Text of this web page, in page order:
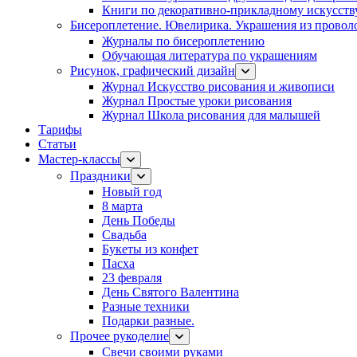
Книги по декоративно-прикладному
Бисероплетение. Ювелирика. Украшения из
Журналы по бисероплетению
Обучающая литература по украшениям
Рисунок, графический дизайн
Журнал Искусство рисования и живописи
Журнал Простые уроки рисования
Журнал Школа рисования для малышей
Тарифы
Статьи
Мастер-классы
Праздники
Новый год
8 марта
День Победы
Свадьба
Букеты из конфет
Пасха
23 февраля
День Святого Валентина
Разные техники
Подарки разные.
Прочее рукоделие
Свечи своими руками